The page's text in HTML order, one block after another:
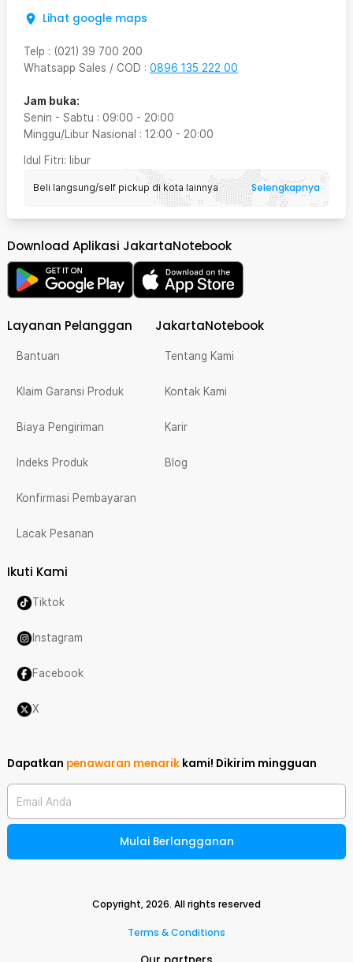
Lihat google maps
Telp : (021) 39 700 200
Whatsapp Sales / COD : 0896 135 222 00
Jam buka:
Senin - Sabtu : 09:00 - 20:00
Minggu/Libur Nasional : 12:00 - 20:00
Idul Fitri: libur
Beli langsung/self pickup di kota lainnya Selengkapnya
Download Aplikasi JakartaNotebook
Layanan Pelanggan
Bantuan
Klaim Garansi Produk
Biaya Pengiriman
Indeks Produk
Konfirmasi Pembayaran
Lacak Pesanan
JakartaNotebook
Tentang Kami
Kontak Kami
Karir
Blog
Ikuti Kami
Tiktok
Instagram
Facebook
X
Dapatkan penawaran menarik kami! Dikirim mingguan
Email Anda
Mulai Berlangganan
Copyright,2026. All rights reserved
Terms & Conditions